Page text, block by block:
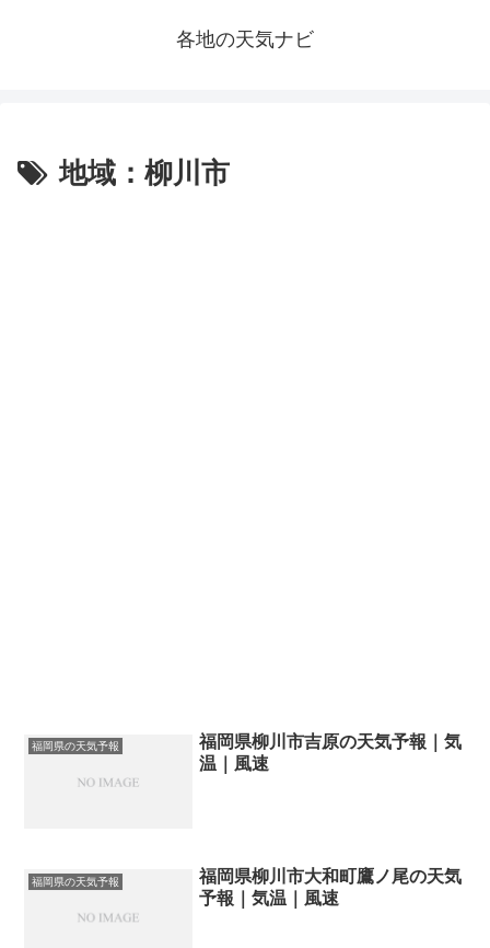
各地の天気ナビ
地域：柳川市
福岡県の天気予報
福岡県柳川市吉原の天気予報｜気
温｜風速
福岡県の天気予報
福岡県柳川市大和町鷹ノ尾の天気
予報｜気温｜風速